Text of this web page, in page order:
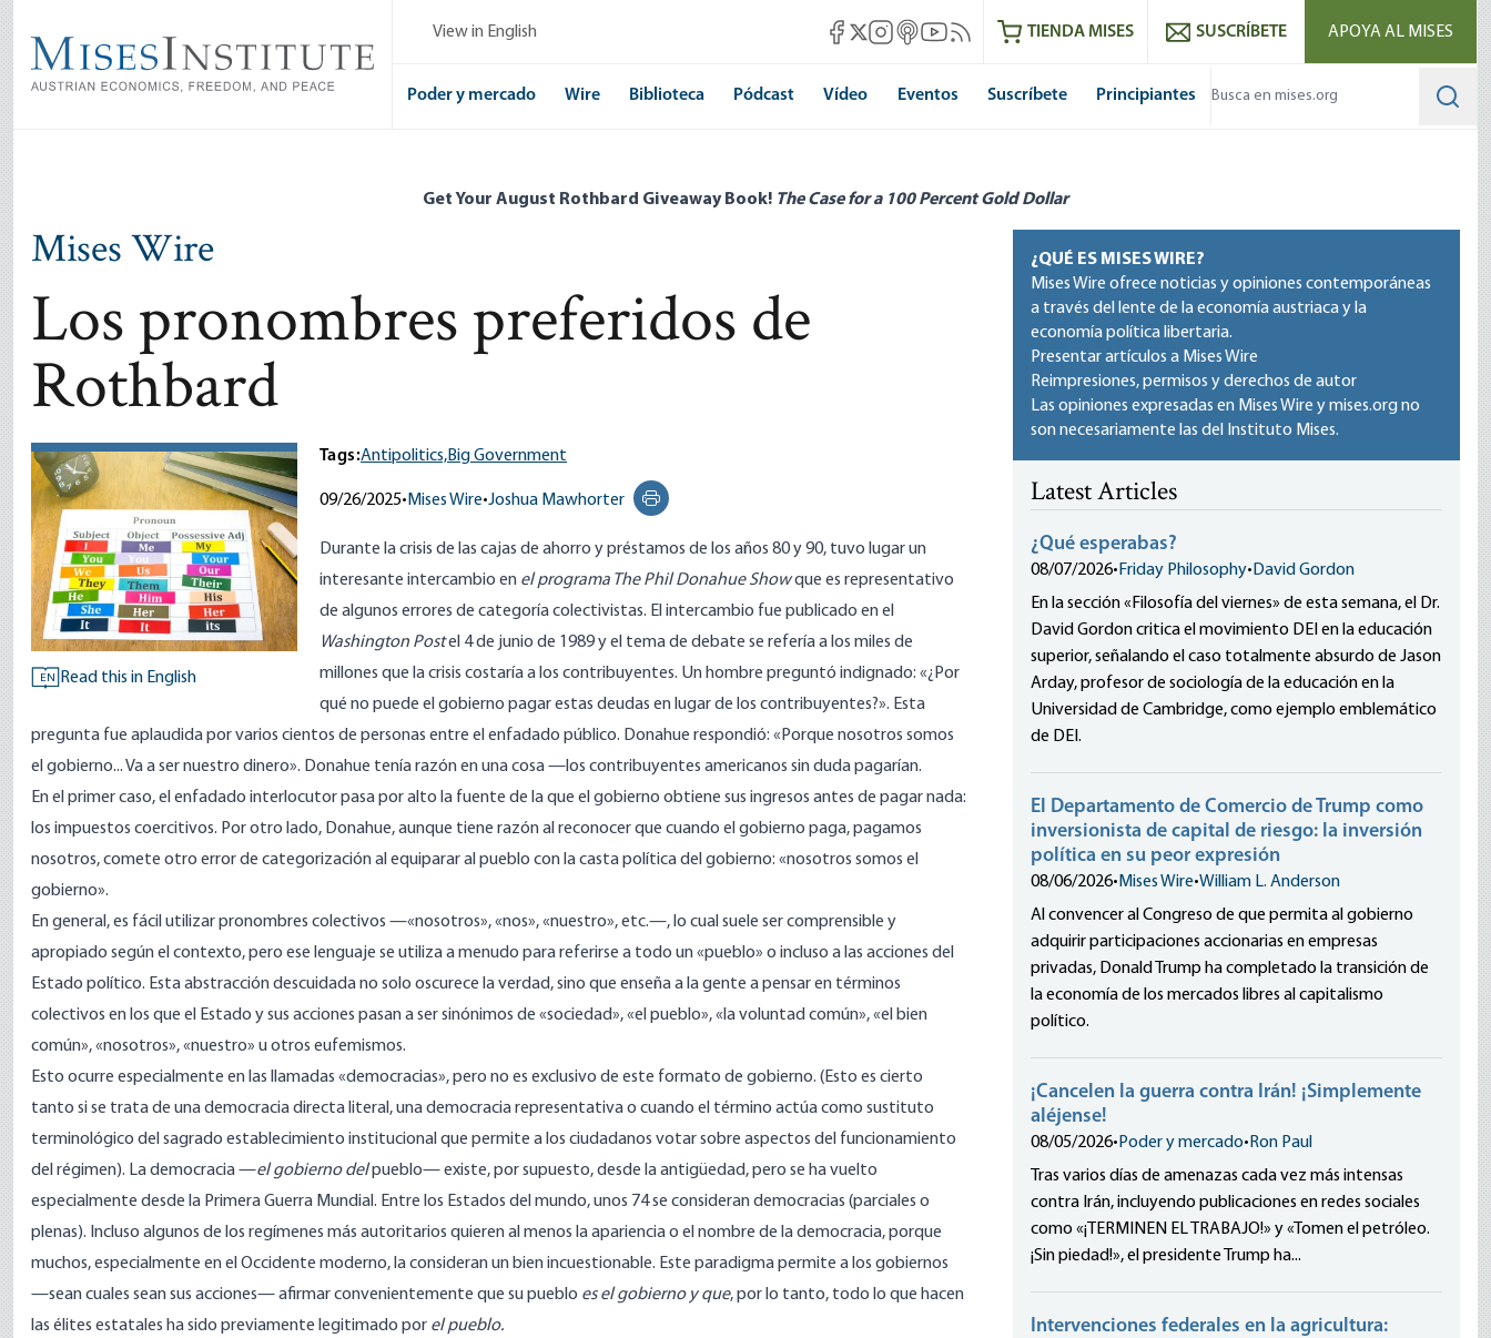
main
content
View in English Mises Facebook
Mises X
Mises Instagram
Mises itunes
Mises Youtube
Mises RSS feedTIENDA MISES SUSCRÍBETE APOYA AL MISES
Poder y mercado Wire Biblioteca Pódcast Vídeo Eventos Suscríbete Principiantes
Get Your August Rothbard Giveaway Book! The Case for a 100 Percent Gold Dollar
Mises Wire
Los pronombres preferidos de
Rothbard
EN Read this in English
Tags:Antipolitics,Big Government
09/26/2025• Mises Wire•Joshua Mawhorter
Print this page
Durante lacrisis de las cajas de ahorro y préstamos de los años 80 y 90, tuvo lugar un
interesante intercambio en el programa The Phil Donahue Showque es representativo
de algunos errores de categoría colectivistas. El intercambio fue publicado en el
Washington Postel 4 de junio de 1989 y el tema de debate se refería a los miles de
millones que la crisis costaría a los contribuyentes. Un hombre preguntó indignado: «¿Por
qué no puede el gobierno pagar estas deudas en lugar de los contribuyentes?». Esta
pregunta fue aplaudida por varios cientos de personas entre el enfadado público. Donahue respondió: «Porque nosotros somos
el gobierno... Va a ser nuestro dinero». Donahue tenía razón en una cosa —los contribuyentes americanos sin duda pagarían.
En el primer caso, el enfadado interlocutor pasa por alto la fuente de la que el gobierno obtiene sus ingresos antes de pagar nada:
los impuestos coercitivos. Por otro lado, Donahue, aunque tiene razón al reconocer que cuando el gobierno paga, pagamos
nosotros, comete otro error de categorización al equiparar al pueblo con la casta política del gobierno: «nosotros somos el
gobierno».
En general, es fácil utilizar pronombres colectivos —«nosotros», «nos», «nuestro», etc.—, lo cual suele ser comprensible y
apropiado según el contexto, pero ese lenguaje se utiliza a menudo para referirse a todo un «pueblo» o incluso a las acciones del
Estado político. Esta abstracción descuidada no solo oscurece la verdad, sino que enseña a la gente a pensar en términos
colectivos en los que el Estado y sus acciones pasan a ser sinónimos de «sociedad», «el pueblo», «la voluntad común», «el bien
común», «nosotros», «nuestro» u otros eufemismos.
Esto ocurre especialmente en las llamadas «democracias», pero no es exclusivo de este formato de gobierno. (Esto es cierto
tanto si se trata de una democracia directa literal, una democracia representativa o cuando el término actúa como sustituto
terminológico del sagrado establecimiento institucional que permite a los ciudadanos votar sobre aspectos del funcionamiento
del régimen). La democracia —el gobierno delpueblo— existe, por supuesto, desde la antigüedad, pero se ha vuelto
especialmente desde la Primera Guerra Mundial. Entre los Estados del mundo, unos 74se consideran democracias (parciales o
plenas). Incluso algunos de los regímenes más autoritarios quieren al menos la apariencia o el nombre de la democracia, porque
muchos, especialmente en el Occidente moderno, la consideran un bien incuestionable. Este paradigma permite a los gobiernos
—sean cuales sean sus acciones— afirmar convenientemente que su pueblo es el gobierno y que, por lo tanto, todo lo que hacen
las élites estatales ha sido previamente legitimado por el pueblo.
¿QUÉ ES MISES WIRE?
Mises Wire ofrece noticias y opiniones contemporáneas
a través del lente de la economía austriaca y la
economía política libertaria.
Presentar artículos a Mises Wire
Reimpresiones, permisos y derechos de autor
Las opiniones expresadas en Mises Wire y mises.org no
son necesariamente las del Instituto Mises.
Latest Articles
¿Qué esperabas?
08/07/2026• Friday Philosophy• David Gordon
En la sección «Filosofía del viernes» de esta semana, el Dr.
David Gordon critica el movimiento DEI en la educación
superior, señalando el caso totalmente absurdo de Jason
Arday, profesor de sociología de la educación en la
Universidad de Cambridge, como ejemplo emblemático
de DEI.
El Departamento de Comercio de Trump como
inversionista de capital de riesgo: la inversión
política en su peor expresión
08/06/2026• Mises Wire•William L. Anderson
Al convencer al Congreso de que permita al gobierno
adquirir participaciones accionarias en empresas
privadas, Donald Trump ha completado la transición de
la economía de los mercados libres al capitalismo
político.
¡Cancelen la guerra contra Irán! ¡Simplemente
aléjense!
08/05/2026• Poder y mercado• Ron Paul
Tras varios días de amenazas cada vez más intensas
contra Irán, incluyendo publicaciones en redes sociales
como «¡TERMINEN EL TRABAJO!» y «Tomen el petróleo.
¡Sin piedad!», el presidente Trump ha...
Intervenciones federales en la agricultura: